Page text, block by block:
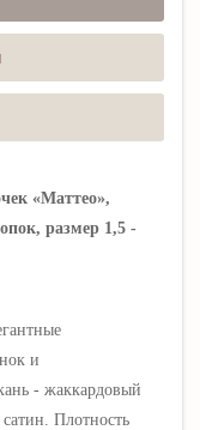
«Маттео»,
размер 1,5 -
и
- жаккардовый
Плотность